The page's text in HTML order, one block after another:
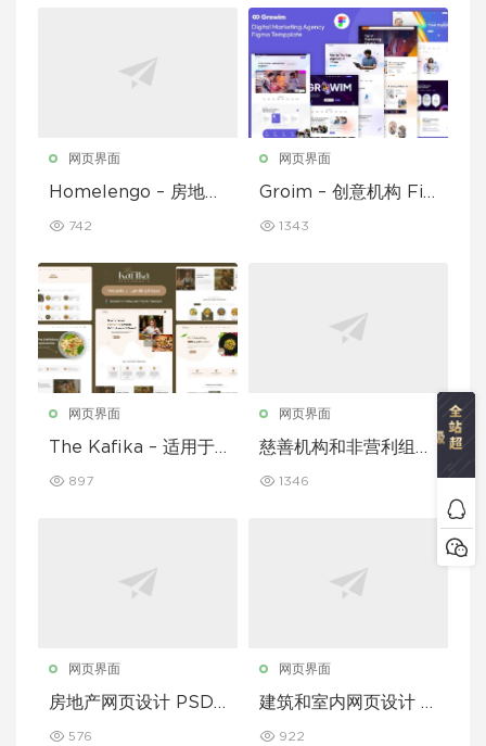
网页界面
Homelengo – 房地产
742
网页界面
Groim – 创意机构 Fig
1343
网页界面
The Kafika – 适用于
a 模板
897
网页界面
慈善机构和非营利组织
1346
网页界面
房地产网页设计 PSD
576
网页界面
建筑和室内网页设计 P
922